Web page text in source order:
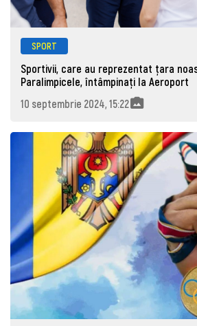
SPORT
Sportivii, care au reprezentat țara
Paralimpicele, întâmpinați la Aeroport
10 septembrie 2024, 15:22